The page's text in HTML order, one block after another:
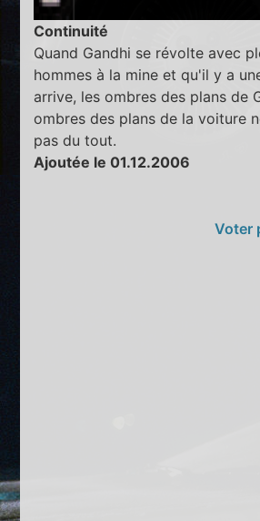
Continuité
Quand Gandhi se révolte avec
hommes à la mine et qu'il y a
arrive, les ombres des plans de
ombres des plans de la voiture
pas du tout.
Ajoutée le 01.12.2006
Voter